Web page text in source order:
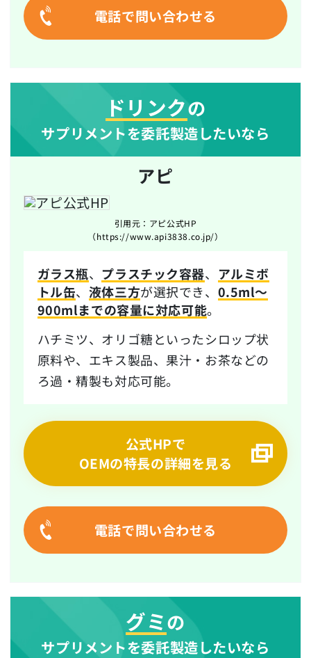
電話で問い合わせる
ドリンクの
サプリメントを委託製造したいなら
アピ
引用元：アピ公式HP
（https://www.api3838.co.jp/）
ガラス瓶、 プラスチック容器、 アルミボ
トル缶、 液体三方が選択でき、 0.5ml～
900mlまでの容量に対応可能。
ハチミツ、オリゴ糖といったシロップ状
原料や、エキス製品、果汁・お茶などの
ろ過・精製も対応可能。
公式HPで
OEMの特長の詳細を見る
電話で問い合わせる
グミの
サプリメントを委託製造したいなら